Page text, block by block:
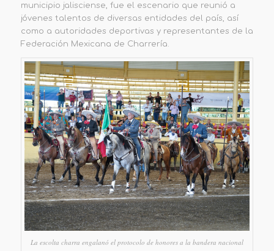
municipio jalisciense, fue el escenario que reunió a
jóvenes talentos de diversas entidades del país, así
como a autoridades deportivas y representantes de la
Federación Mexicana de Charrería.
La escolta charra engalanó el protocolo de honores a la bandera nacional